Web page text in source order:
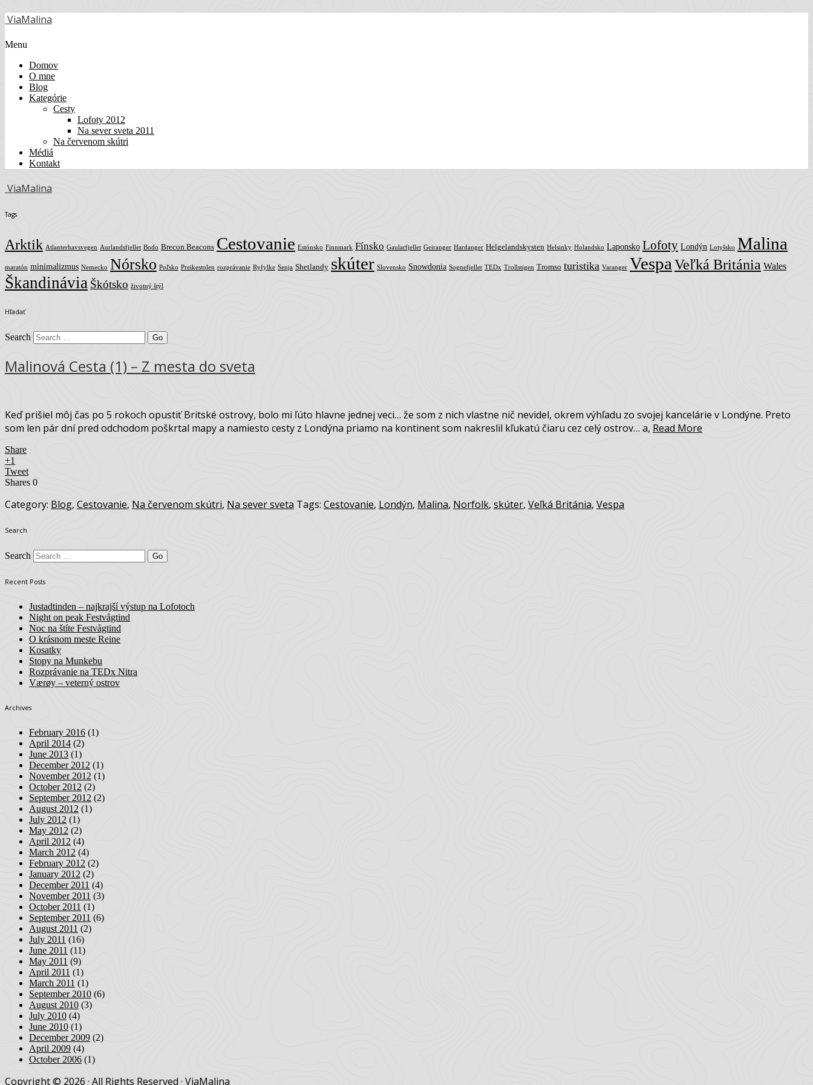
ViaMalina
Menu
Domov
O mne
Blog
Kategórie
Cesty
Lofoty 2012
Na sever sveta 2011
Na červenom skútri
Médiá
Kontakt
ViaMalina
Tags
Arktik Atlanterhavsvegen Aurlandsfjellet Bodo Brecon Beacons Cestovanie Estónsko Finnmark Fínsko Gaularfjellet Geiranger Hardanger Helgelandskysten Helsinky Holandsko Laponsko Lofoty Londýn Lotyšsko Malina
maratón minimalizmus Nemecko Nórsko Poľsko Preikestolen rozprávanie Ryfylke Senja Shetlandy skúter Slovensko Snowdonia Sognefjellet TEDx Trollstigen Tromso turistika Varanger Vespa Veľká Británia Wales
Škandinávia Škótsko životný štýl
Hľadať
Search
Malinová Cesta (1) – Z mesta do sveta
Keď prišiel môj čas po 5 rokoch opustiť Britské ostrovy, bolo mi ľúto hlavne jednej veci… že som z nich vlastne nič nevidel, okrem výhľadu zo svojej kancelárie v Londýne. Preto
som len pár dní pred odchodom poškrtal mapy a namiesto cesty z Londýna priamo na kontinent som nakreslil kľukatú čiaru cez celý ostrov… a, Read More
Share
+1
Tweet
Shares 0
Category: Blog, Cestovanie, Na červenom skútri, Na sever sveta Tags: Cestovanie, Londýn, Malina, Norfolk, skúter, Veľká Británia, Vespa
Search
Search
Recent Posts
Justadtinden – najkrajší výstup na Lofotoch
Night on peak Festvågtind
Noc na štíte Festvågtind
O krásnom meste Reine
Kosatky
Stopy na Munkebu
Rozprávanie na TEDx Nitra
Værøy – veterný ostrov
Archives
February 2016 (1)
April 2014 (2)
June 2013 (1)
December 2012 (1)
November 2012 (1)
October 2012 (2)
September 2012 (2)
August 2012 (1)
July 2012 (1)
May 2012 (2)
April 2012 (4)
March 2012 (4)
February 2012 (2)
January 2012 (2)
December 2011 (4)
November 2011 (3)
October 2011 (1)
September 2011 (6)
August 2011 (2)
July 2011 (16)
June 2011 (11)
May 2011 (9)
April 2011 (1)
March 2011 (1)
September 2010 (6)
August 2010 (3)
July 2010 (4)
June 2010 (1)
December 2009 (2)
April 2009 (4)
October 2006 (1)
Copyright © 2026 · All Rights Reserved · ViaMalina